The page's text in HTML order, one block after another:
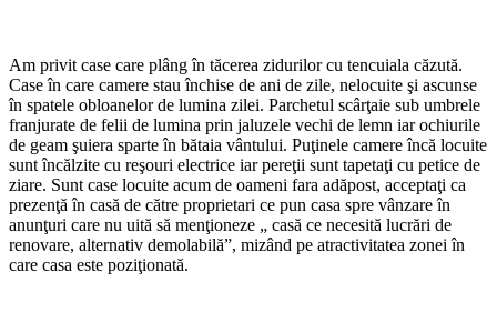
Am privit case care plâng în tăcerea zidurilor cu tencuiala căzută.
Case în care camere stau închise de ani de zile, nelocuite şi ascunse
în spatele obloanelor de lumina zilei. Parchetul scârţaie sub umbrele
franjurate de felii de lumina prin jaluzele vechi de lemn iar ochiurile
de geam şuiera sparte în bătaia vântului. Puţinele camere încă locuite
sunt încălzite cu reşouri electrice iar pereţii sunt tapetaţi cu petice de
ziare. Sunt case locuite acum de oameni fara adăpost, acceptaţi ca
prezenţă în casă de către proprietari ce pun casa spre vânzare în
anunţuri care nu uită să menţioneze „ casă ce necesită lucrări de
renovare, alternativ demolabilă”, mizând pe atractivitatea zonei în
care casa este poziţionată.